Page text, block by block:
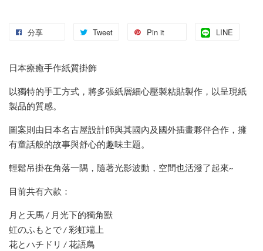
分享 Tweet Pin it LINE
日本療癒手作紙質掛飾
以獨特的手工方式，將多張紙層細心壓製粘貼製作，以呈現紙
製品的質感。
圖案則由日本名古屋設計師與其國內及國外插畫夥伴合作，擁
有童話般的故事與舒心的趣味主題。
輕鬆吊掛在角落一隅，隨著光影波動，空間也活潑了起來~
目前共有六款：
月と天馬 / 月光下的獨角獸
虹のふもとで / 彩虹端上
花とハチドリ / 花語鳥